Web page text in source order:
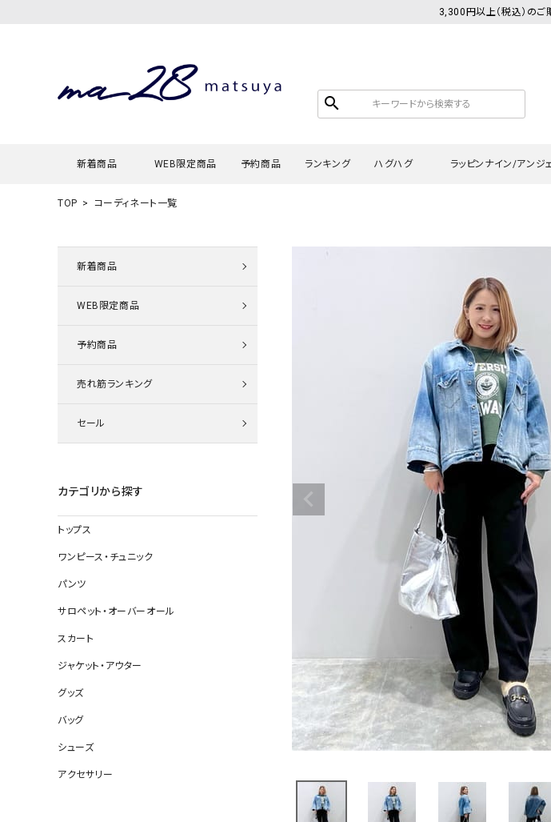
3,300円以上（税込）の
search
新着商品 WEB限定商品 予約商品 ランキング ハグハグ
ロング・
その他ス
すべて見
靴
帽子
ソックス
その他雑貨
ラッピンナイン/アンジ
タンクトップ・キャミソール
デニムパンツ
その他のパンツ
ジャケット
コート
その他アウター
TOP コーディネート一覧
新着商品
WEB限定商品
予約商品
売れ筋ランキング
セール
カテゴリから探す
トップス
ワンピース・チュニック
パンツ
サロペット・オーバーオール
スカート
ジャケット・アウター
グッズ
バッグ
シューズ
アクセサリー